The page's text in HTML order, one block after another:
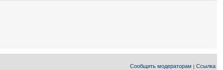
Сообщить модераторам Ссылка